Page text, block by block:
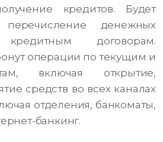
кредитов. Будет
перечисление денежных
договорам.
операции по текущим и
включая открытие,
средств во всех каналах
отделения, банкоматы,
банкинг.